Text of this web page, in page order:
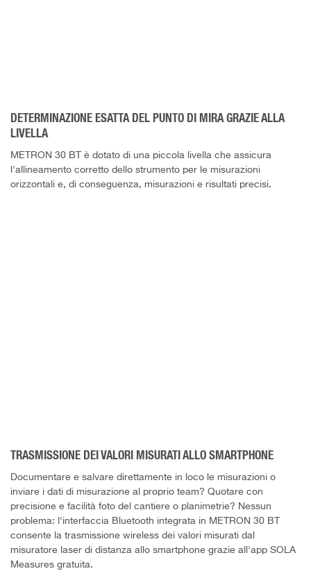
DETERMINAZIONE ESATTA DEL PUNTO DI MIRA GRAZIE ALLA
LIVELLA
METRON 30 BT è dotato di una piccola livella che assicura
l'allineamento corretto dello strumento per le misurazioni
orizzontali e, di conseguenza, misurazioni e risultati precisi.
TRASMISSIONE DEI VALORI MISURATI ALLO SMARTPHONE
Documentare e salvare direttamente in loco le misurazioni o
inviare i dati di misurazione al proprio team? Quotare con
precisione e facilità foto del cantiere o planimetrie? Nessun
problema: l'interfaccia Bluetooth integrata in METRON 30 BT
consente la trasmissione wireless dei valori misurati dal
misuratore laser di distanza allo smartphone grazie all'app SOLA
Measures gratuita.